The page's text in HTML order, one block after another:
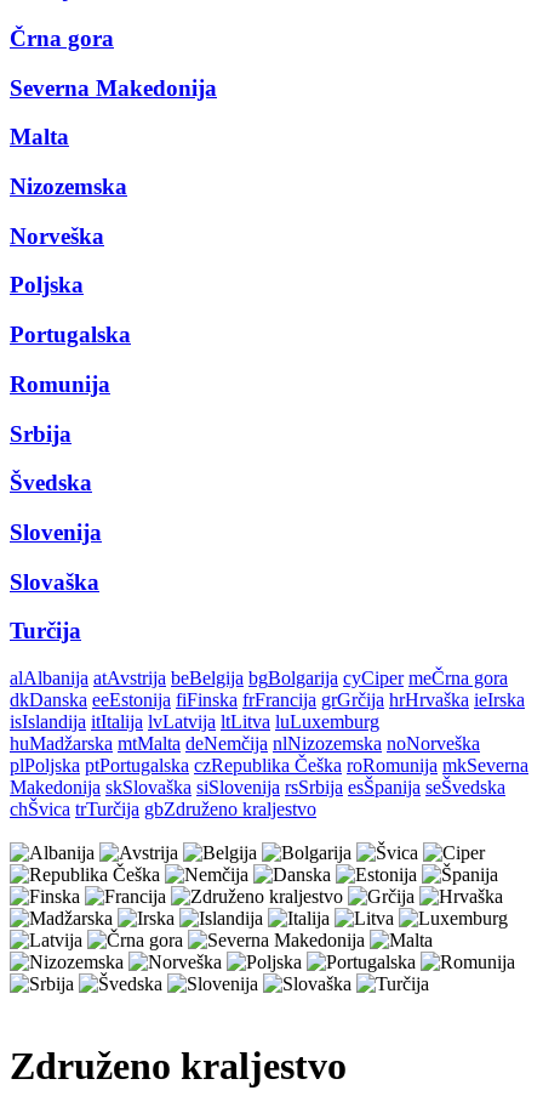
Črna gora
Severna Makedonija
Malta
Nizozemska
Norveška
Poljska
Portugalska
Romunija
Srbija
Švedska
Slovenija
Slovaška
Turčija
alAlbanija atAvstrija beBelgija bgBolgarija cyCiper meČrna gora
dkDanska eeEstonija fiFinska frFrancija grGrčija hrHrvaška ieIrska
isIslandija itItalija lvLatvija ltLitva luLuxemburg
huMadžarska mtMalta deNemčija nlNizozemska noNorveška
plPoljska ptPortugalska czRepublika Češka roRomunija mkSeverna
Makedonija skSlovaška siSlovenija rsSrbija esŠpanija seŠvedska
chŠvica trTurčija gbZdruženo kraljestvo
Združeno kraljestvo